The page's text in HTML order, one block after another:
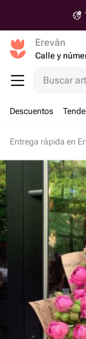
Ereván
Calle y
Buscar
Descuentos
Entrega rápida en